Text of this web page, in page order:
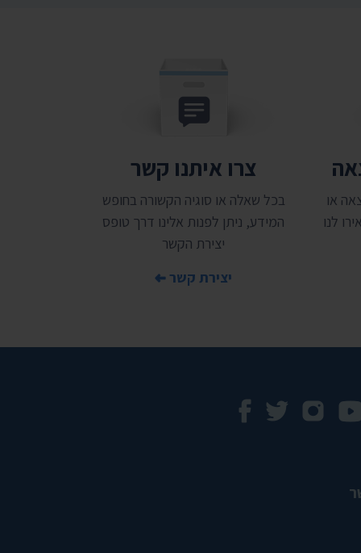
או
לנו
צרו איתנו קשר
בכל שאלה או סוגיה הקשורה בחופש
המידע, ניתן לפנות אלינו דרך טופס
יצירת הקשר
יצירת קשר